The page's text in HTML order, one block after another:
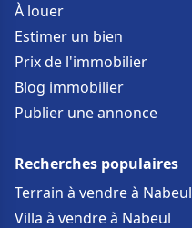
À louer
Estimer un bien
Prix de l'immobilier
Blog immobilier
Publier une annonce
Recherches populaires
Terrain à vendre à Nabeul
Villa à vendre à Nabeul